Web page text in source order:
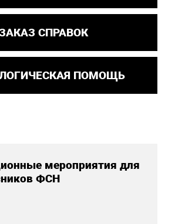
СПРАВОК
ПОМОЩЬ
мероприятия для
ФСН